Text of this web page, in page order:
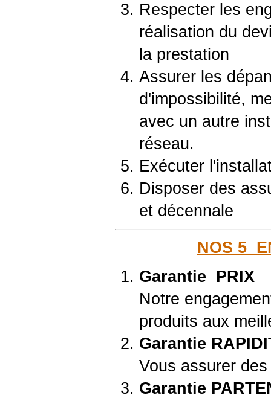
Respecter les
réalisation du
la prestation
Assurer les
d'impossibilité,
avec un autre
réseau.
Exécuter
Disposer des
et décennale
NOS 5
Garantie PRIX
Notre
produits aux
Garantie
Vous assurer
Garantie